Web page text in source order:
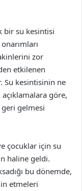
bir su kesintisi
zor
etkilenen
Su kesintisinin ne
göre,
geri gelmesi
çocuklar için su
haline geldi.
bu dönemde,
etmeleri